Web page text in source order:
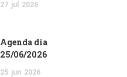
27 jul 2026
Agenda dia
25/06/2026
25 jun 2026